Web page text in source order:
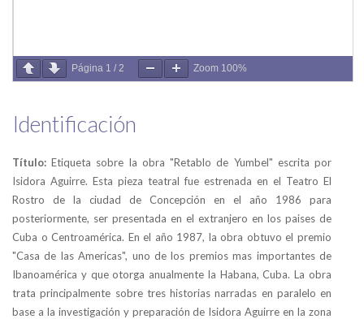
Página 1 / 2 Zoom 100%
Identificación
Título:Etiqueta sobre la obra "Retablo de Yumbel" escrita por
Isidora Aguirre. Esta pieza teatral fue estrenada en el Teatro El
Rostro de la ciudad de Concepción en el año 1986 para
posteriormente, ser presentada en el extranjero en los paises de
Cuba o Centroamérica. En el año 1987, la obra obtuvo el premio
"Casa de las Americas", uno de los premios mas importantes de
Ibanoamérica y que otorga anualmente la Habana, Cuba. La obra
trata principalmente sobre tres historias narradas en paralelo en
base a la investigación y preparación de Isidora Aguirre en la zona